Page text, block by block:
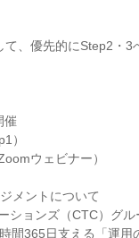
て、優先的にStep2・3
催
）
ウェビナー）
メントについて
ションズ（CTC）グル
間365日支える「運用